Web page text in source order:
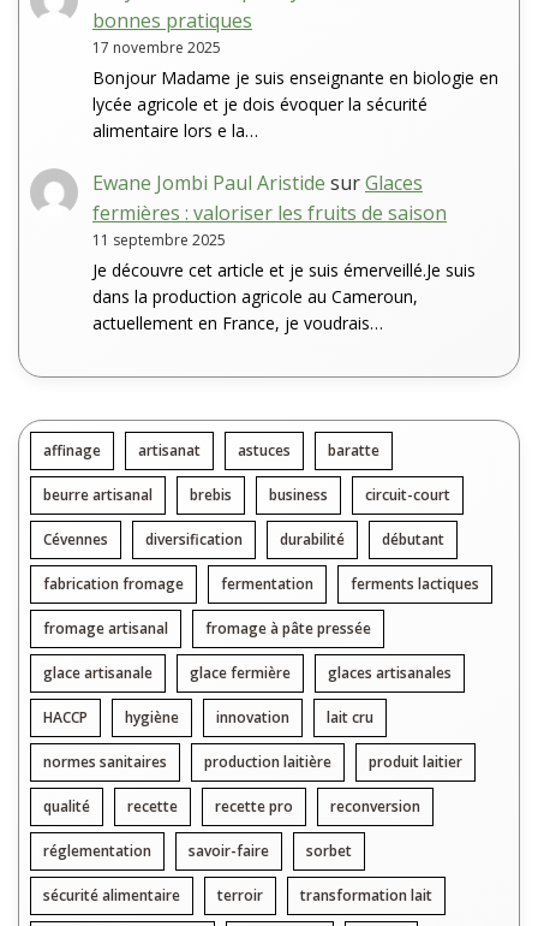
bonnes pratiques
17 novembre 2025
Bonjour Madame je suis enseignante en biologie en
lycée agricole et je dois évoquer la sécurité
alimentaire lors e la…
Ewane Jombi Paul Aristide surGlaces
fermières : valoriser les fruits de saison
11 septembre 2025
Je découvre cet article et je suis émerveillé.Je suis
dans la production agricole au Cameroun,
actuellement en France, je voudrais…
affinage artisanat astuces baratte
beurre artisanal brebis business circuit-court
Cévennes diversification durabilité débutant
fabrication fromage fermentation ferments lactiques
fromage artisanal fromage à pâte pressée
glace artisanale glace fermière glaces artisanales
HACCP hygiène innovation lait cru
normes sanitaires production laitière produit laitier
qualité recette recette pro reconversion
réglementation savoir-faire sorbet
sécurité alimentaire terroir transformation lait